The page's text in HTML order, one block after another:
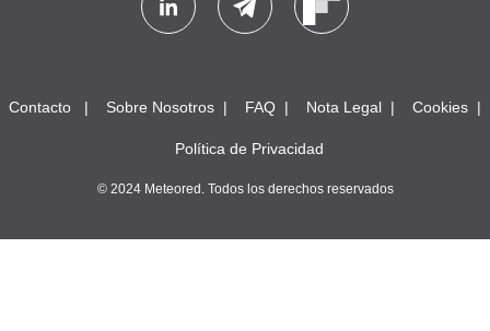
Contacto Sobre Nosotros FAQ Nota Legal Cookies
Política de Privacidad
© 2024 Meteored. Todos los derechos reservados